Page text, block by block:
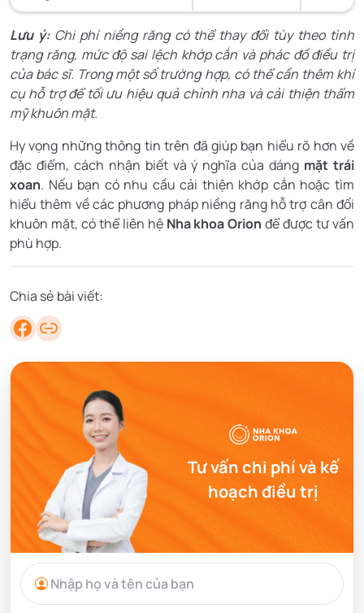
Lưu ý:Chi phí niềng răng có thể thay đổi tùy theo tình
trạng răng, mức độ sai lệch khớp cắn và phác đồ điều trị
của bác sĩ. Trong một số trường hợp, có thể cần thêm khí
cụ hỗ trợ để tối ưu hiệu quả chỉnh nha và cải thiện thẩm
mỹ khuôn mặt.
Hy vọng những thông tin trên đã giúp bạn hiểu rõ hơn về
đặc điểm, cách nhận biết và ý nghĩa của dáng mặt trái
xoan. Nếu bạn có nhu cầu cải thiện khớp cắn hoặc tìm
hiểu thêm về các phương pháp niềng răng hỗ trợ cân đối
khuôn mặt, có thể liên hệ Nha khoa Orion để được tư vấn
phù hợp.
Chia sẻ bài viết:
Tư vấn chi phí và kế
hoạch điều trị